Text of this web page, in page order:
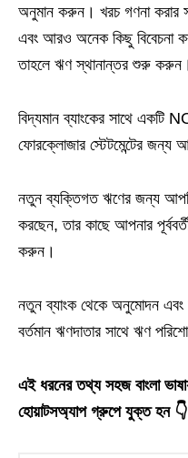
অনুমান করুন। খরচ গণনা করার
এবং আরও অনেক কিছু বিবেচনা
তাহলে ঋণ স্থানান্তর শুরু করুন।
বিদ্যমান ব্যাংকের সাথে একটি
ফোরক্লোজার স্টেটমেন্টের জন্য
নতুন ব্যক্তিগত ঋণের জন্য
করছেন, তার কাছে আপনার
করুন।
নতুন ব্যাংক থেকে অনুমোদন এবং
বর্তমান ঋণদাতার সাথে ঋণ
এই ধরনের তথ্য সহজ বাংলা
হোয়াটসঅ্যাপ গ্রুপে যুক্ত হন 👇